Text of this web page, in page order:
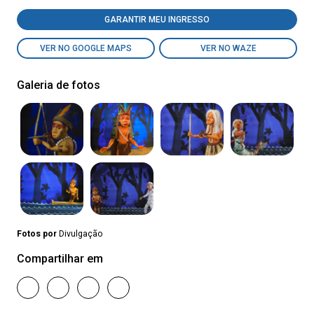
GARANTIR MEU INGRESSO
VER NO GOOGLE MAPS VER NO WAZE
Galeria de fotos
Fotos por Divulgação
Compartilhar em